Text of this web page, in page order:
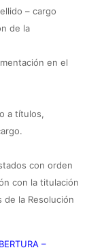
– cargo
de la
en el
a títulos,
con orden
con la titulación
de la Resolución
–